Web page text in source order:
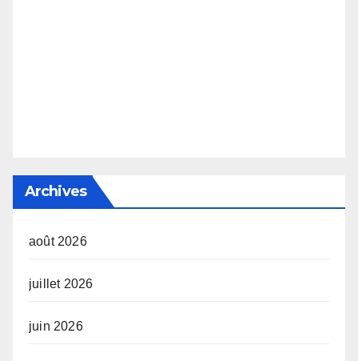
Archives
août 2026
juillet 2026
juin 2026